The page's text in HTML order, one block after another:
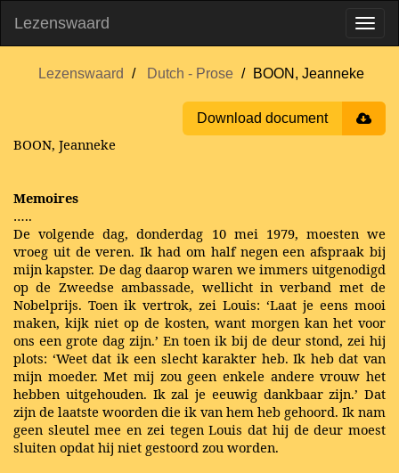
Lezenswaard
Lezenswaard Dutch - Prose BOON, Jeanneke
Download document
BOON, Jeanneke
Memoires
…..
De volgende dag, donderdag 10 mei 1979, moesten we
vroeg uit de veren. Ik had om half negen een afspraak bij
mijn kapster. De dag daarop waren we immers uitgenodigd
op de Zweedse ambassade, wellicht in verband met de
Nobelprijs. Toen ik vertrok, zei Louis: ‘Laat je eens mooi
maken, kijk niet op de kosten, want morgen kan het voor
ons een grote dag zijn.’ En toen ik bij de deur stond, zei hij
plots: ‘Weet dat ik een slecht karakter heb. Ik heb dat van
mijn moeder. Met mij zou geen enkele andere vrouw het
hebben uitgehouden. Ik zal je eeuwig dankbaar zijn.’ Dat
zijn de laatste woorden die ik van hem heb gehoord. Ik nam
geen sleutel mee en zei tegen Louis dat hij de deur moest
sluiten opdat hij niet gestoord zou worden.